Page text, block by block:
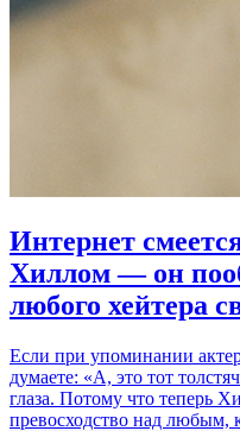
Интернет
Хиллом — он
любого хейтера
Если при упоминании
думаете: «А, это тот
глаза. Потому что теперь
превосходство над любым,